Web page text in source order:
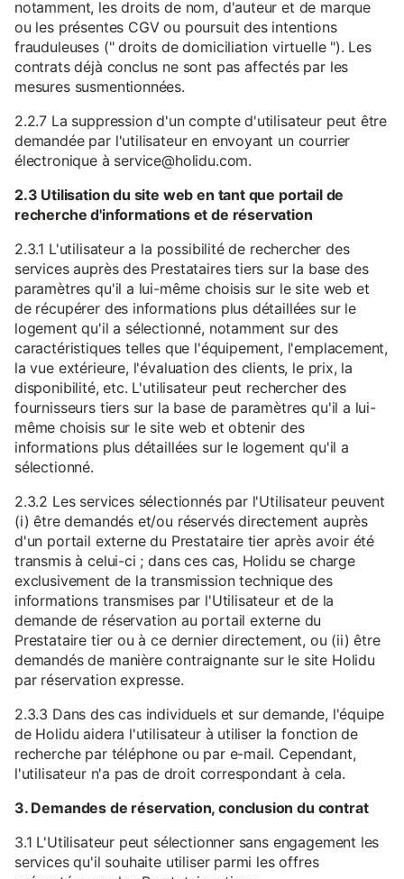
notamment, les droits de nom, d'auteur et de marque
ou les présentes CGV ou poursuit des intentions
frauduleuses (" droits de domiciliation virtuelle "). Les
contrats déjà conclus ne sont pas affectés par les
mesures susmentionnées.
2.2.7 La suppression d'un compte d'utilisateur peut être
demandée par l'utilisateur en envoyant un courrier
électronique à service@holidu.com.
2.3 Utilisation du site web en tant que portail de
recherche d'informations et de réservation
2.3.1 L'utilisateur a la possibilité de rechercher des
services auprès des Prestataires tiers sur la base des
paramètres qu'il a lui-même choisis sur le site web et
de récupérer des informations plus détaillées sur le
logement qu'il a sélectionné, notamment sur des
caractéristiques telles que l'équipement, l'emplacement,
la vue extérieure, l'évaluation des clients, le prix, la
disponibilité, etc. L'utilisateur peut rechercher des
fournisseurs tiers sur la base de paramètres qu'il a lui-
même choisis sur le site web et obtenir des
informations plus détaillées sur le logement qu'il a
sélectionné.
2.3.2 Les services sélectionnés par l'Utilisateur peuvent
(i) être demandés et/ou réservés directement auprès
d'un portail externe du Prestataire tier après avoir été
transmis à celui-ci ; dans ces cas, Holidu se charge
exclusivement de la transmission technique des
informations transmises par l'Utilisateur et de la
demande de réservation au portail externe du
Prestataire tier ou à ce dernier directement, ou (ii) être
demandés de manière contraignante sur le site Holidu
par réservation expresse.
2.3.3 Dans des cas individuels et sur demande, l'équipe
de Holidu aidera l'utilisateur à utiliser la fonction de
recherche par téléphone ou par e-mail. Cependant,
l'utilisateur n'a pas de droit correspondant à cela.
3. Demandes de réservation, conclusion du contrat
3.1 L'Utilisateur peut sélectionner sans engagement les
services qu'il souhaite utiliser parmi les offres